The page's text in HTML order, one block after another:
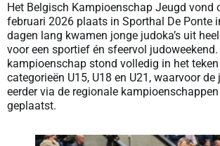
Het Belgisch Kampioenschap Jeugd vond
februari 2026 plaats in Sporthal De Ponte
dagen lang kwamen jonge judoka’s uit
voor een sportief én sfeervol judo­weekend.
kampioenschap stond volledig in het
categorieën U15, U18 en U21, waarvoor de
eerder via de regionale
geplaatst.